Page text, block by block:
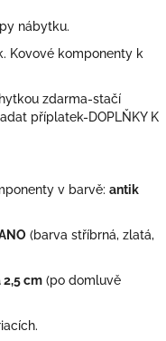
nábytku.
Kovové komponenty k
zdarma-stačí
příplatek-DOPLŇKY K
v barvě: antik
(barva stříbrná, zlatá,
2,5 cm (po domluvě